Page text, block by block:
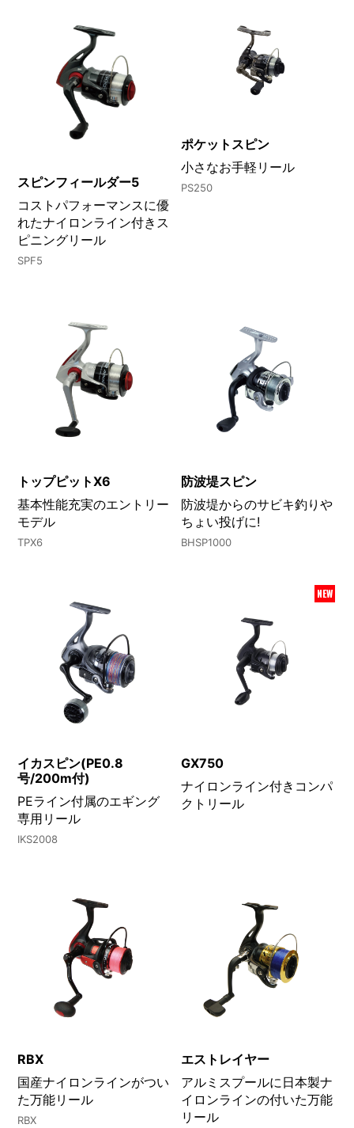
スピンフィールダー5
コストパフォーマンスに優
れたナイロンライン付きス
ピニングリール
SPF5
ポケットスピン
小さなお手軽リール
PS250
トップピットX6
基本性能充実のエントリー
モデル
TPX6
防波堤スピン
防波堤からのサビキ釣りや
ちょい投げに!
BHSP1000
イカスピン(PE0.8
号/200m付)
PEライン付属のエギング
専用リール
IKS2008
NEW
GX750
ナイロンライン付きコンパ
クトリール
RBX
国産ナイロンラインがつい
た万能リール
RBX
エストレイヤー
アルミスプールに日本製ナ
イロンラインの付いた万能
リール